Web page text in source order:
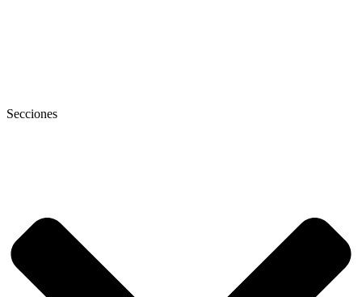
Secciones